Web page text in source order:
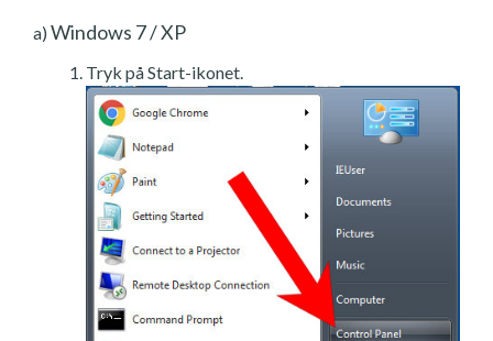
a) Windows 7 / XP
Tryk på Start-ikonet.